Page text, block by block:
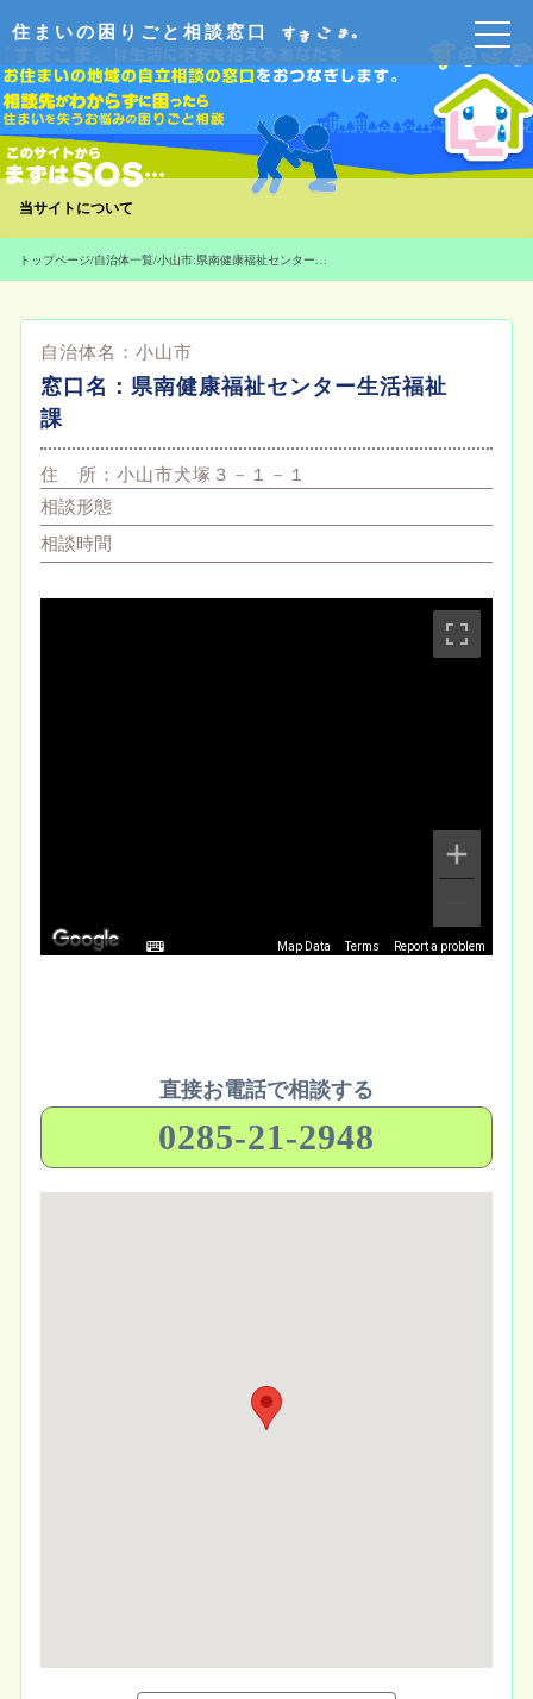
住まいの困りごと相談窓口
当サイトについて
トップページ/自治体一覧/ 小山市:県南健康福祉センター生活福祉課
自治体名： 小山市
窓口名： 県南健康福祉センター生活福祉
課
住 所： 小山市犬塚３－１－１
相談形態
相談時間
Map Data Terms Report a problem
直接お電話で相談する
0285-21-2948